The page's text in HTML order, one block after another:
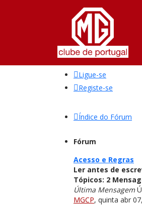
Ligue-se
Registe-se
Índice do Fórum
Fórum
Acesso e Regras
Ler antes de
Tópicos: 2
Última Mensagem
MGCP, quinta abr